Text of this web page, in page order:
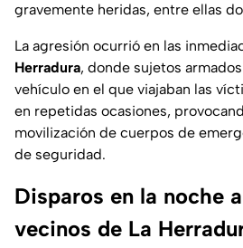
gravemente heridas, entre ellas
La agresión ocurrió en las
Herradura, donde sujetos
vehículo en el que viajaban las
en repetidas ocasiones,
movilización de cuerpos de
de seguridad.
Disparos en la noche
vecinos de La